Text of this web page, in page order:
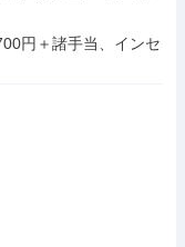
円＋諸手当、インセ